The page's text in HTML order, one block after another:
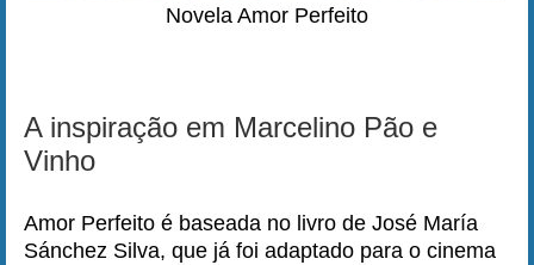
Novela Amor Perfeito
A inspiração em Marcelino Pão e
Vinho
Amor Perfeito é baseada no livro de José María
Sánchez Silva, que já foi adaptado para o cinema